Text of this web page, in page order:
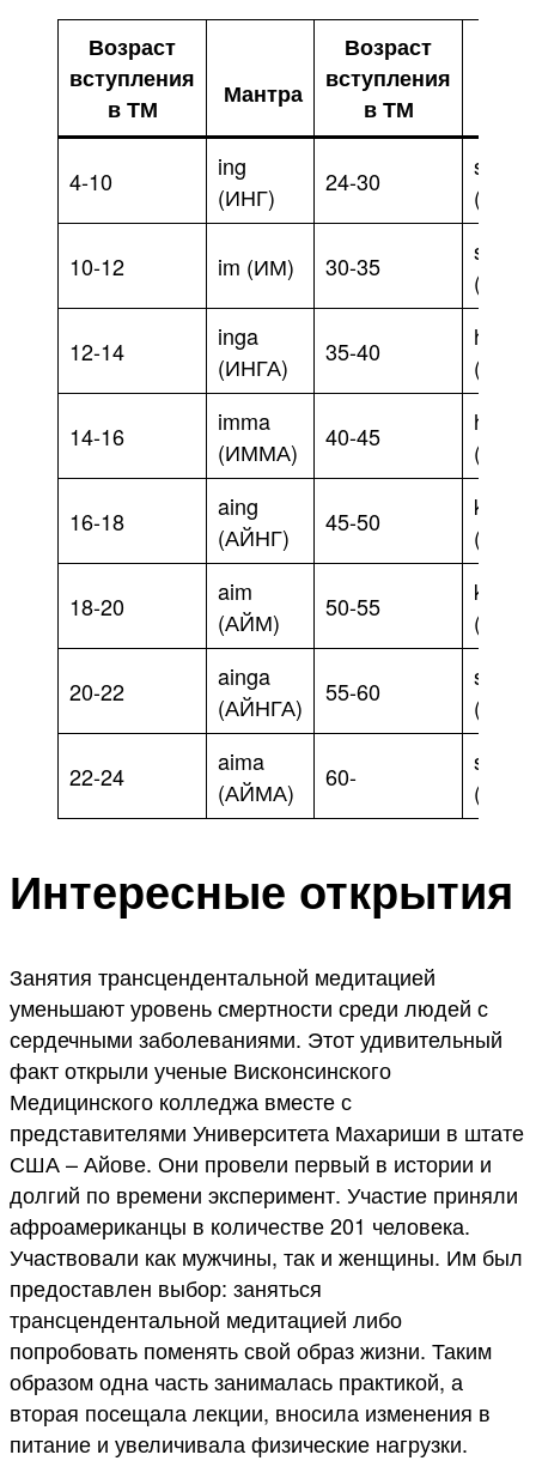
Возраст
вступления
в ТМ
Мантра
Возраст
вступления
в ТМ
4-10
ing
(ИНГ)
24-30
shiring
10-12 im (ИМ) 30-35
shirim
12-14
inga
(ИНГА)
35-40
hiring
14-16
imma
(ИММА)
40-45
hirim
16-18
aing
(АЙНГ)
45-50
kiring
18-20
aim
(АЙМ)
50-55
kirim
20-22
ainga
(АЙНГА)
55-60
shyam
22-24
aima
(АЙМА)
60-
Интересные открытия
Занятия трансцендентальной медитацией
уменьшают уровень смертности среди людей с
сердечными заболеваниями. Этот удивительный
факт открыли ученые Висконсинского
Медицинского колледжа вместе с
представителями Университета Махариши в штате
США – Айове. Они провели первый в истории и
долгий по времени эксперимент. Участие приняли
афроамериканцы в количестве 201 человека.
Участвовали как мужчины, так и женщины. Им был
предоставлен выбор: заняться
трансцендентальной медитацией либо
попробовать поменять свой образ жизни. Таким
образом одна часть занималась практикой, а
вторая посещала лекции, вносила изменения в
питание и увеличивала физические нагрузки.